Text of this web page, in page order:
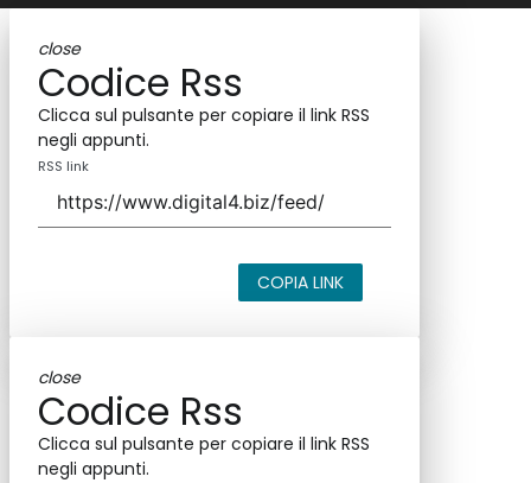
close
Codice Rss
Clicca sul pulsante per copiare il link RSS
negli appunti.
RSS link
COPIA LINK
close
Codice Rss
Clicca sul pulsante per copiare il link RSS
negli appunti.